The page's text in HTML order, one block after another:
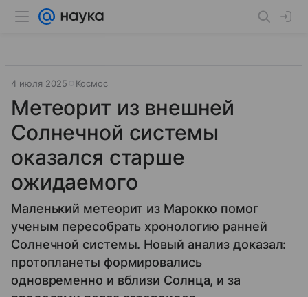
4 июля 2025 Космос
Метеорит из внешней
Солнечной системы
оказался старше
ожидаемого
Маленький метеорит из Марокко помог
ученым пересобрать хронологию ранней
Солнечной системы. Новый анализ доказал:
протопланеты формировались
одновременно и вблизи Солнца, и за